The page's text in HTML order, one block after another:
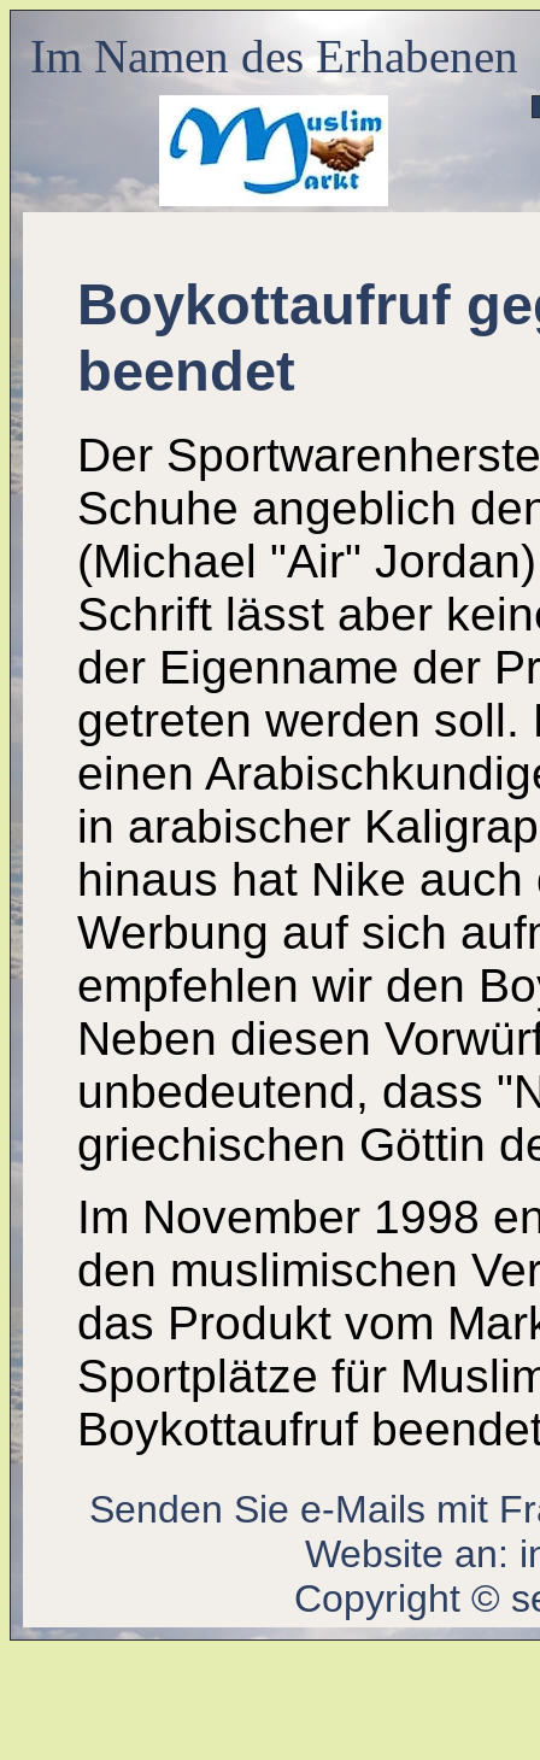
Im Namen des Erhabenen
Boykottaufruf
beendet
Der
Schuhe angeblich
(Michael "Air"
Schrift lässt aber
der Eigenname der
getreten werden
einen
in arabischer
hinaus hat Nike
Werbung auf sich
empfehlen wir den
Neben diesen
unbedeutend, dass
griechischen Göttin
Im November 1998
den muslimischen
das Produkt vom
Sportplätze für
Boykottaufruf
Senden Sie e-Mails mit
Website an:
Copyright ©